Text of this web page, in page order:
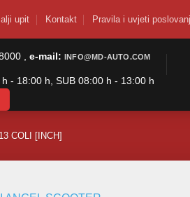
upit Kontakt Pravila i uvjeti
, e-mail: INFO@MD-AUTO.COM
- 18:00 h, SUB 08:00 h - 13:00 h
13 COLI [INCH]